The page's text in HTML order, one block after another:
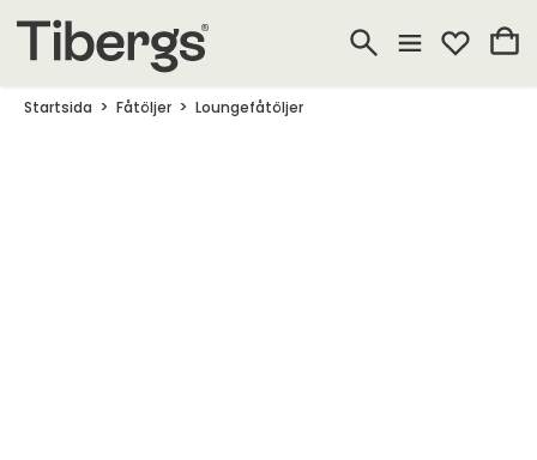
Startsida Fåtöljer Loungefåtöljer